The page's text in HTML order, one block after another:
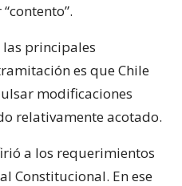
principales
es que Chile
modificaciones
relativamente acotado.
a los requerimientos
Constitucional. En ese